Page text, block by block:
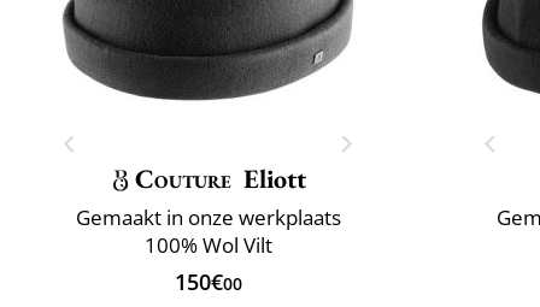
Couture Eliott
Gemaakt in onze werkplaats
100% Wol Vilt
150€00